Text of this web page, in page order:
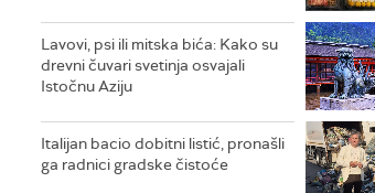
Lavovi, psi ili mitska bića: Kako su
drevni čuvari svetinja osvajali
Istočnu Aziju
Italijan bacio dobitni listić, pronašli
ga radnici gradske čistoće